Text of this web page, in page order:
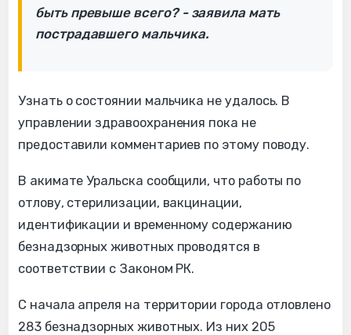
быть превыше всего? - заявила мать
пострадавшего мальчика.
Узнать о состоянии мальчика не удалось. В
управлении здравоохранения пока не
предоставили комментариев по этому поводу.
В акимате Уральска сообщили, что работы по
отлову, стерилизации, вакцинации,
идентификации и временному содержанию
безнадзорных животных проводятся в
соответствии с Законом РК.
С начала апреля на территории города отловлено
283 безнадзорных животных. Из них 205